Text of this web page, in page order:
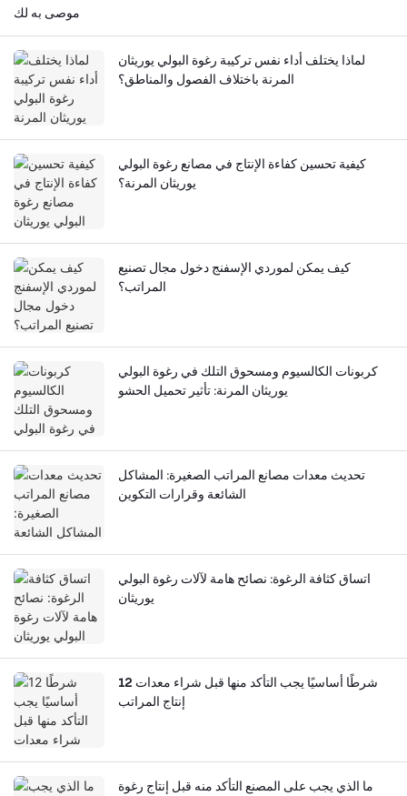
موصى به لك
لماذا يختلف أداء نفس تركيبة رغوة البولي يوريثان
المرنة باختلاف الفصول والمناطق؟
كيفية تحسين كفاءة الإنتاج في مصانع رغوة البولي
يوريثان المرنة؟
كيف يمكن لموردي الإسفنج دخول مجال تصنيع
المراتب؟
كربونات الكالسيوم ومسحوق التلك في رغوة البولي
يوريثان المرنة: تأثير تحميل الحشو
تحديث معدات مصانع المراتب الصغيرة: المشاكل
الشائعة وقرارات التكوين
اتساق كثافة الرغوة: نصائح هامة لآلات رغوة البولي
يوريثان
12 شرطًا أساسيًا يجب التأكد منها قبل شراء معدات
إنتاج المراتب
ما الذي يجب على المصنع التأكد منه قبل إنتاج رغوة